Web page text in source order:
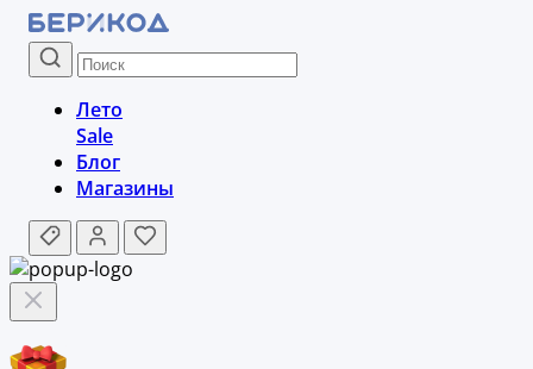
Лето
Sale
Блог
Магазины